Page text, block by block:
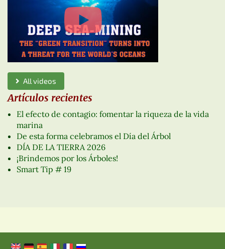
All videos
Artículos recientes
El efecto de contagio: fomentar la riqueza de la vida
marina
De esta forma celebramos el Día del Árbol
DÍA DE LA TIERRA 2026
¡Brindemos por los Árboles!
Smart Tip # 19